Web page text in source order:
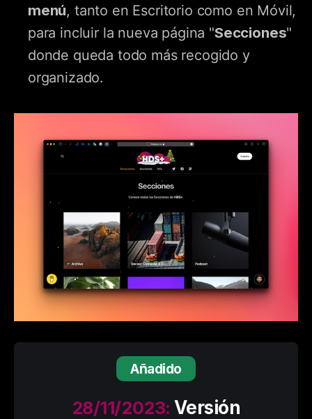
menú, tanto en Escritorio como en Móvil,
para incluir la nueva página "Secciones"
donde queda todo más recogido y
organizado.
Añadido
28/11/2023:Versión